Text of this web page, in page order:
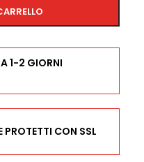
1-2 GIORNI
PROTETTI CON SSL